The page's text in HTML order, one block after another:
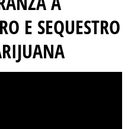
E SEQUESTRO